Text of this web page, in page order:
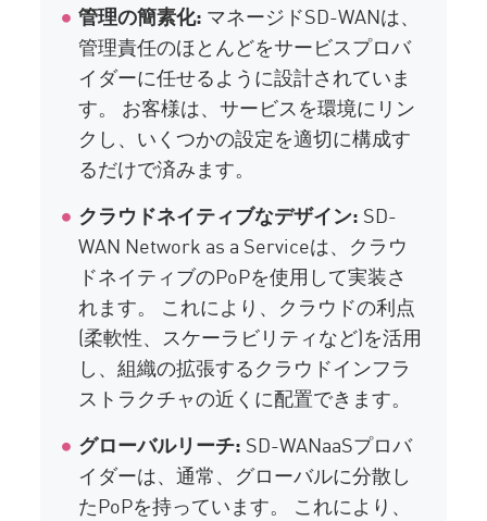
管理の簡素化: マネージドSD-WANは、
管理責任のほとんどをサービスプロバ
イダーに任せるように設計されていま
す。 お客様は、サービスを環境にリン
クし、いくつかの設定を適切に構成す
るだけで済みます。
クラウドネイティブなデザイン: SD-
WAN Network as a Serviceは、クラウ
ドネイティブのPoPを使用して実装さ
れます。 これにより、クラウドの利点
(柔軟性、スケーラビリティなど)を活用
し、組織の拡張するクラウドインフラ
ストラクチャの近くに配置できます。
グローバルリーチ: SD-WANaaSプロバ
イダーは、通常、グローバルに分散し
たPoPを持っています。 これにより、